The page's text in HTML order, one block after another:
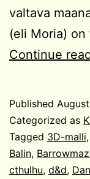
valtava
(eli Moria)
Continue
Published
Categorized as
Tagged 3D-malli,
Balin,
cthulhu, d&d,